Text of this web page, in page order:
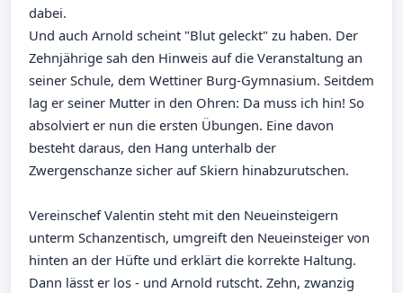
dabei.
Und auch Arnold scheint "Blut geleckt" zu haben. Der
Zehnjährige sah den Hinweis auf die Veranstaltung an
seiner Schule, dem Wettiner Burg-Gymnasium. Seitdem
lag er seiner Mutter in den Ohren: Da muss ich hin! So
absolviert er nun die ersten Übungen. Eine davon
besteht daraus, den Hang unterhalb der
Zwergenschanze sicher auf Skiern hinabzurutschen.
Vereinschef Valentin steht mit den Neueinsteigern
unterm Schanzentisch, umgreift den Neueinsteiger von
hinten an der Hüfte und erklärt die korrekte Haltung.
Dann lässt er los - und Arnold rutscht. Zehn, zwanzig